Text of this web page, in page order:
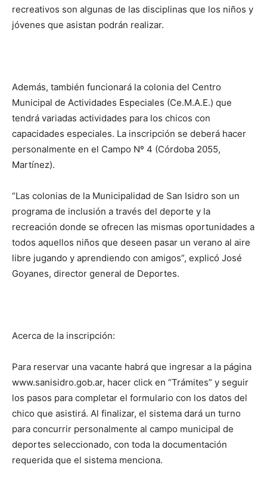
recreativos son algunas de las disciplinas que los niños y
jóvenes que asistan podrán realizar.
Además, también funcionará la colonia del Centro
Municipal de Actividades Especiales (Ce.M.A.E.) que
tendrá variadas actividades para los chicos con
capacidades especiales. La inscripción se deberá hacer
personalmente en el Campo Nº 4 (Córdoba 2055,
Martínez).
“Las colonias de la Municipalidad de San Isidro son un
programa de inclusión a través del deporte y la
recreación donde se ofrecen las mismas oportunidades a
todos aquellos niños que deseen pasar un verano al aire
libre jugando y aprendiendo con amigos”, explicó José
Goyanes, director general de Deportes.
Acerca de la inscripción:
Para reservar una vacante habrá que ingresar a la página
www.sanisidro.gob.ar, hacer click en “Trámites” y seguir
los pasos para completar el formulario con los datos del
chico que asistirá. Al finalizar, el sistema dará un turno
para concurrir personalmente al campo municipal de
deportes seleccionado, con toda la documentación
requerida que el sistema menciona.